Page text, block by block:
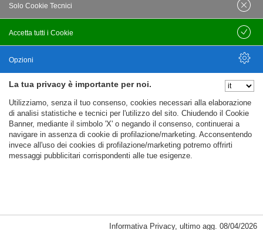
Po 13E, 40139, Bologna | Telefono: 051
444638 | Email: bfi@bfi.bo.it
Privacy policy
Cookie policy
La tua privacy è importante per noi.
Utilizziamo, senza il tuo consenso, cookies necessari alla elaborazione
di analisi statistiche e tecnici per l'utilizzo del sito. Chiudendo il Cookie
Banner, mediante il simbolo 'X' o negando il consenso, continuerai a
navigare in assenza di cookie di profilazione/marketing. Acconsentendo
invece all'uso dei cookies di profilazione/marketing potremo offrirti
messaggi pubblicitari corrispondenti alle tue esigenze.
Cookie Necessari, Tecnici di Sessione
Accetta tutti i Cookie
Solo Cookie Tecnici
Salva
Opzioni
Nascondi Opzioni
Informativa Privacy, ultimo agg. 08/04/2026